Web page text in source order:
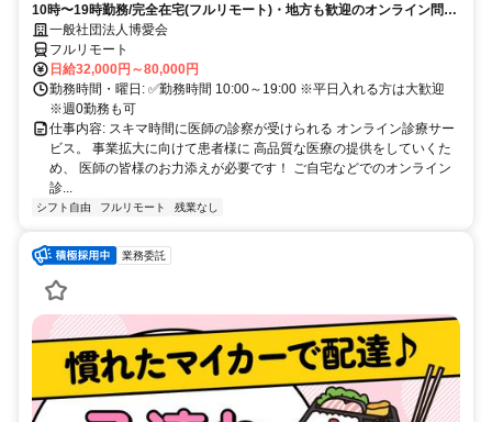
10時〜19時勤務/完全在宅(フルリモート)・地方も歓迎のオンライン問診
業務一般社団法人博愛会
フルリモート
日給32,000円～80,000円
勤務時間・曜日: ✅勤務時間 10:00～19:00 ※平日入れる方は大歓迎
※週0勤務も可
仕事内容: スキマ時間に医師の診察が受けられる オンライン診療サー
ビス。 事業拡大に向けて患者様に 高品質な医療の提供をしていくた
め、 医師の皆様のお力添えが必要です！ ご自宅などでのオンライン
診...
シフト自由 フルリモート 残業なし
業務委託